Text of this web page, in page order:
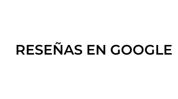
RESEÑAS EN GOOGLE